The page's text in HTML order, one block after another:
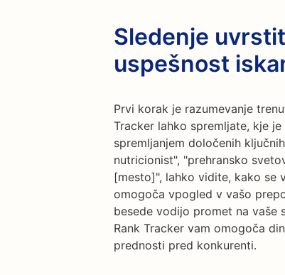
Sledenje
uspešnost
Prvi korak je razumevanje
Tracker lahko spremljate, kje
spremljanjem določenih
nutricionist", "prehransko
[mesto]", lahko vidite, kako se
omogoča vpogled v vašo
besede vodijo promet na vaše
Rank Tracker vam omogoča
prednosti pred konkurenti.